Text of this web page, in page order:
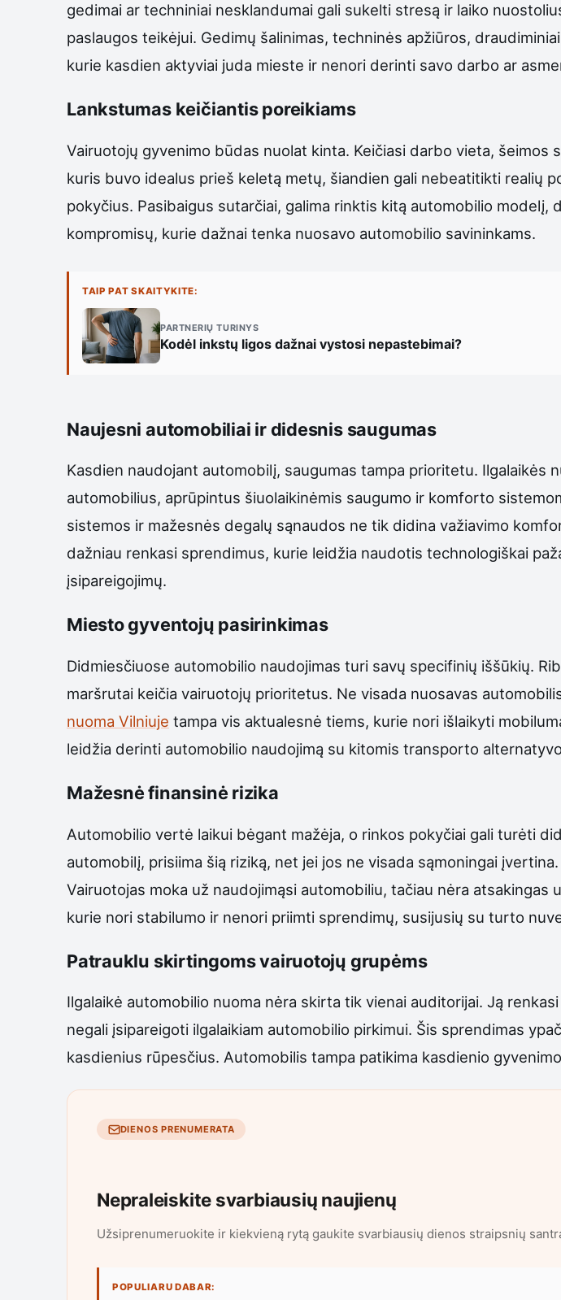
gedimai ar techniniai nesklandumai gali sukelti stresą ir laiko
paslaugos teikėjui. Gedimų šalinimas, techninės apžiūros,
kurie kasdien aktyviai juda mieste ir nenori derinti savo darbo ar
Lankstumas keičiantis poreikiams
Vairuotojų gyvenimo būdas nuolat kinta. Keičiasi darbo vieta,
kuris buvo idealus prieš keletą metų, šiandien gali nebeatitikti realių
pokyčius. Pasibaigus sutarčiai, galima rinktis kitą automobilio
kompromisų, kurie dažnai tenka nuosavo automobilio savininkams.
TAIP PAT SKAITYKITE:
PARTNERIŲ TURINYS
Kodėl inkstų ligos dažnai vystosi nepastebimai?
Naujesni automobiliai ir didesnis saugumas
Kasdien naudojant automobilį, saugumas tampa prioritetu. Ilgalaikės
automobilius, aprūpintus šiuolaikinėmis saugumo ir komforto
sistemos ir mažesnės degalų sąnaudos ne tik didina važiavimo
dažniau renkasi sprendimus, kurie leidžia naudotis technologiškai
įsipareigojimų.
Miesto gyventojų pasirinkimas
Didmiesčiuose automobilio naudojimas turi savų specifinių iššūkių.
maršrutai keičia vairuotojų prioritetus. Ne visada nuosavas
nuoma Vilniuje tampa vis aktualesnė tiems, kurie nori išlaikyti
leidžia derinti automobilio naudojimą su kitomis transporto
Mažesnė finansinė rizika
Automobilio vertė laikui bėgant mažėja, o rinkos pokyčiai gali turėti
automobilį, prisiima šią riziką, net jei jos ne visada sąmoningai
Vairuotojas moka už naudojimąsi automobiliu, tačiau nėra
kurie nori stabilumo ir nenori priimti sprendimų, susijusių su turto
Patrauklu skirtingoms vairuotojų grupėms
Ilgalaikė automobilio nuoma nėra skirta tik vienai auditorijai. Ją
negali įsipareigoti ilgalaikiam automobilio pirkimui. Šis sprendimas
kasdienius rūpesčius. Automobilis tampa patikima kasdienio
DIENOS PRENUMERATA
Nepraleiskite svarbiausių naujienų
Užsiprenumeruokite ir kiekvieną rytą gaukite svarbiausių dienos straipsnių
POPULIARU DABAR: